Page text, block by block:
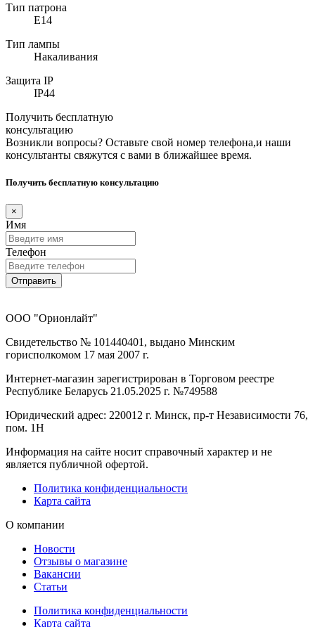
Тип патрона
E14
Тип лампы
Накаливания
Защита IP
IP44
Получить бесплатную
консультацию
Возникли вопросы? Оставьте свой номер телефона,и наши
консультанты свяжутся с вами в ближайшее время.
Получить бесплатную консультацию
×
Имя
Телефон
Отправить
ООО "Орионлайт"
Свидетельство № 101440401, выдано Минским
горисполкомом 17 мая 2007 г.
Интернет-магазин зарегистрирован в Торговом реестре
Республике Беларусь 21.05.2025 г. №749588
Юридический адрес: 220012 г. Минск, пр-т Независимости 76,
пом. 1Н
Информация на сайте носит справочный характер и не
является публичной офертой.
Политика конфиденциальности
Карта сайта
О компании
Новости
Отзывы о магазине
Вакансии
Статьи
Политика конфиденциальности
Карта сайта